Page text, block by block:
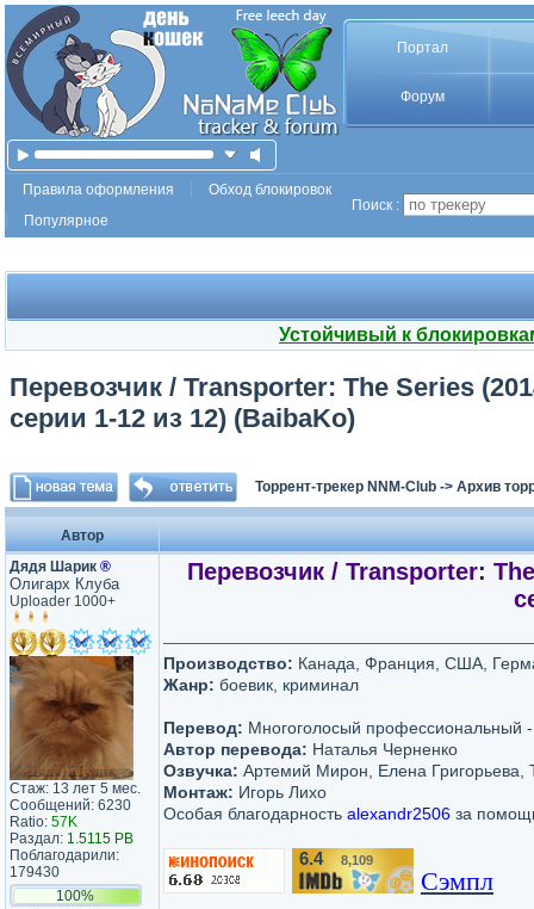
Портал
Форум
Правила оформления
Обход блокировок
Популярное
Поиск :
Устойчивый к
Перевозчик / Transporter: The Series
серии 1-12 из 12) (BaibaKo)
Торрент-трекер NNM-Club -> Архив
Автор
Дядя Шарик ®
Олигарх Клуба
Uploader 1000+
Стаж: 13 лет 5 мес.
Сообщений: 6230
Ratio: 57K
Раздал: 1.5115 PB
Поблагодарили:
179430
100%
Перевозчик / Transporter:
Производство: Канада, Франция, США,
Жанр: боевик, криминал
Перевод: Многоголосый профессиональный
Автор перевода: Наталья Черненко
Озвучка: Артемий Мирон, Елена Григорьева,
Монтаж: Игорь Лихо
Особая благодарность alexandr2506 за
6.4/10 8,109
Сэмпл